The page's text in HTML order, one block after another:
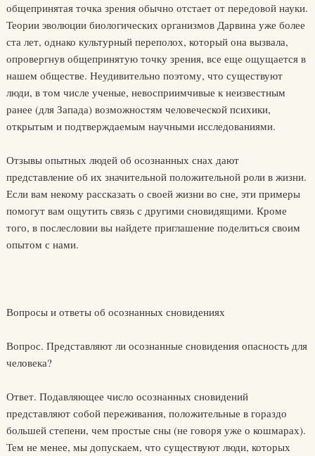
общепринятая точка зрения обычно отстает от передовой науки.
Теории эволюции биологических организмов Дарвина уже более
ста лет, однако культурный переполох, который она вызвала,
опровергнув общепринятую точку зрения, все еще ощущается в
нашем обществе. Неудивительно поэтому, что существуют
люди, в том числе ученые, невосприимчивые к неизвестным
ранее (для Запада) возможностям человеческой психики,
открытым и подтверждаемым научными исследованиями.
Отзывы опытных людей об осознанных снах дают
представление об их значительной положительной роли в жизни.
Если вам некому рассказать о своей жизни во сне, эти примеры
помогут вам ощутить связь с другими сновидящими. Кроме
того, в послесловии вы найдете приглашение поделиться своим
опытом с нами.
Вопросы и ответы об осознанных сновидениях
Вопрос. Представляют ли осознанные сновидения опасность для
человека?
Ответ. Подавляющее число осознанных сновидений
представляют собой переживания, положительные в гораздо
большей степени, чем простые сны (не говоря уже о кошмарах).
Тем не менее, мы допускаем, что существуют люди, которых